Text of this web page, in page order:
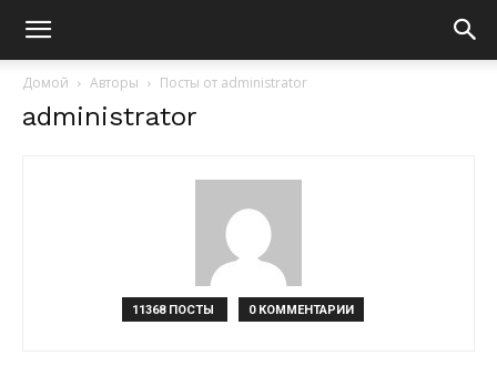
Домой Авторы Посты от administrator
administrator
11368 ПОСТЫ 0 КОММЕНТАРИИ